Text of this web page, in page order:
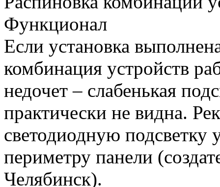
Функционал
Если установка
комбинация устройств
недочет – слабенькая
практически не видна.
светодиодную подсветку
периметру панели
Челябинск).